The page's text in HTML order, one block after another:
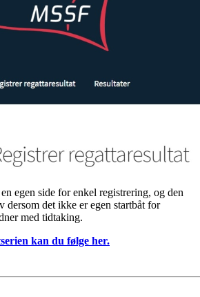
egen side for enkel registrering, og den
dersom det ikke er egen startbåt for
med tidtaking.
kan du følge her.